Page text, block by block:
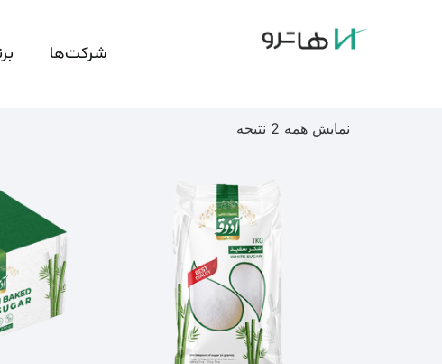
شرکت‌ها
نمایش همه 2 نتیجه